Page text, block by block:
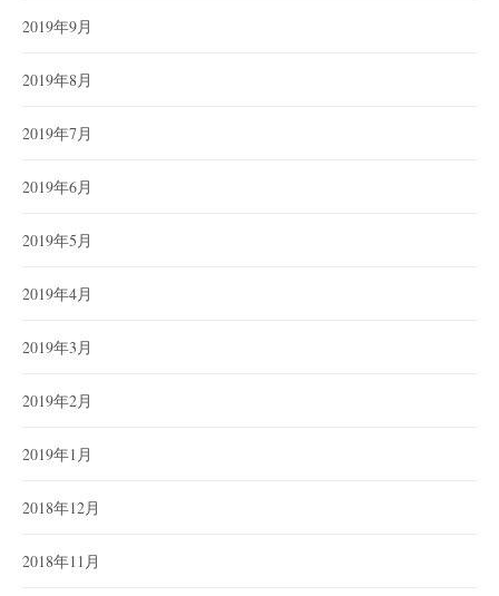
2019年9月
2019年8月
2019年7月
2019年6月
2019年5月
2019年4月
2019年3月
2019年2月
2019年1月
2018年12月
2018年11月